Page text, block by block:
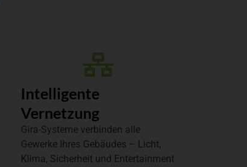
Intelligente
Vernetzung
Gira-Systeme verbinden alle
Gewerke Ihres Gebäudes – Licht,
Klima, Sicherheit und Entertainment